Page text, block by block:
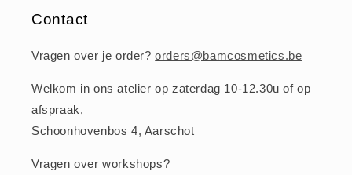
Contact
Vragen over je order?orders@bamcosmetics.be
Welkom in ons atelier op zaterdag 10-12.30u of op
afspraak,
Schoonhovenbos 4, Aarschot
Vragen over workshops?